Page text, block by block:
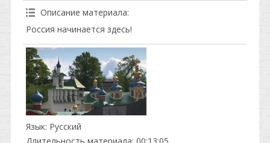
Описание материала:
Россия начинается здесь!
Язык: Русский
Длительность материала: 00:13:05